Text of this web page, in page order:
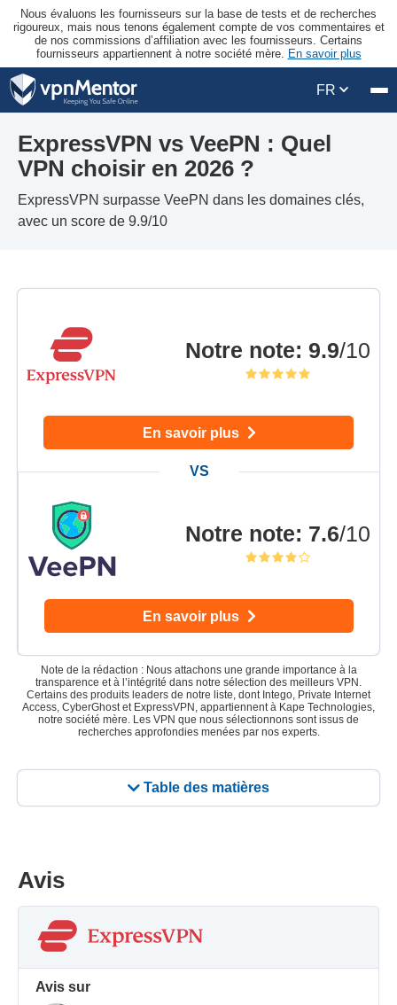
Nous évaluons les fournisseurs sur la base de tests et de recherches
rigoureux, mais nous tenons également compte de vos commentaires et
de nos commissions d’affiliation avec les fournisseurs. Certains
fournisseurs appartiennent à notre société mère. En savoir plus
FR
ExpressVPN vs VeePN : Quel
VPN choisir en 2026 ?
ExpressVPN surpasse VeePN dans les domaines clés,
avec un score de 9.9/10
Table des matières
Notre note: 9.9/10
En savoir plus
Notre note: 7.6/10
En savoir plus
Note de la rédaction : Nous attachons une grande importance à la
transparence et à l’intégrité dans notre sélection des meilleurs VPN.
Certains des produits leaders de notre liste, dont Intego, Private Internet
Access, CyberGhost et ExpressVPN, appartiennent à Kape Technologies,
notre société mère. Les VPN que nous sélectionnons sont issus de
recherches approfondies menées par nos experts.
Avis
Avis sur